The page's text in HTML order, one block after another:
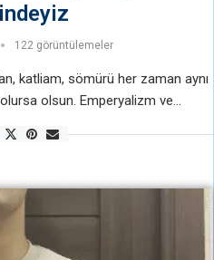
122 görüntülemeler
katliam, sömürü her zaman aynı
olsun. Emperyalizm ve